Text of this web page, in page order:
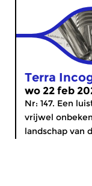
Terra
wo 22 feb
Nr: 147. Een
vrijwel
landschap van